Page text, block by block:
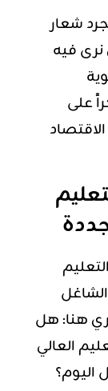
شعار
نرى فيه
على
هنا: هل
العالي
اليوم؟